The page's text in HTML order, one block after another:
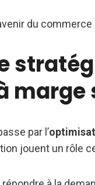
du commerce
marge
par l’
jouent un rôle